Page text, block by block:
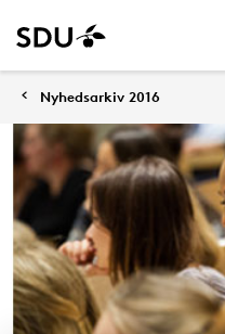
Nyhedsarkiv 2016